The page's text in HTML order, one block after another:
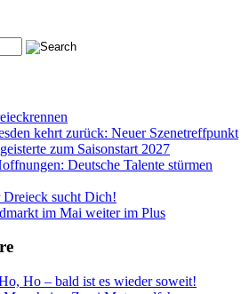
kehrt zurück: Neuer Szenetreffpunkt
zum Saisonstart 2027
Deutsche Talente stürmen
Dreieck sucht Dich!
im Mai weiter im Plus
Ho – bald ist es wieder soweit!